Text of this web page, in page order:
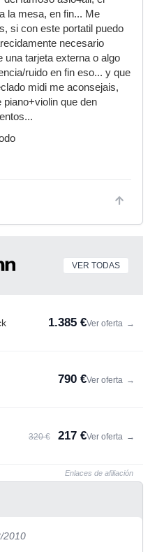
la mesa, en fin... Me
si con este portatil puedo
necesario
una tarjeta externa o algo
ruido en fin eso... y que
midi me aconsejais,
que den
VER TODAS
1.385 €Ver oferta →
790 €Ver oferta →
320 € 217 €Ver oferta →
Enlaces de afiliación
2010